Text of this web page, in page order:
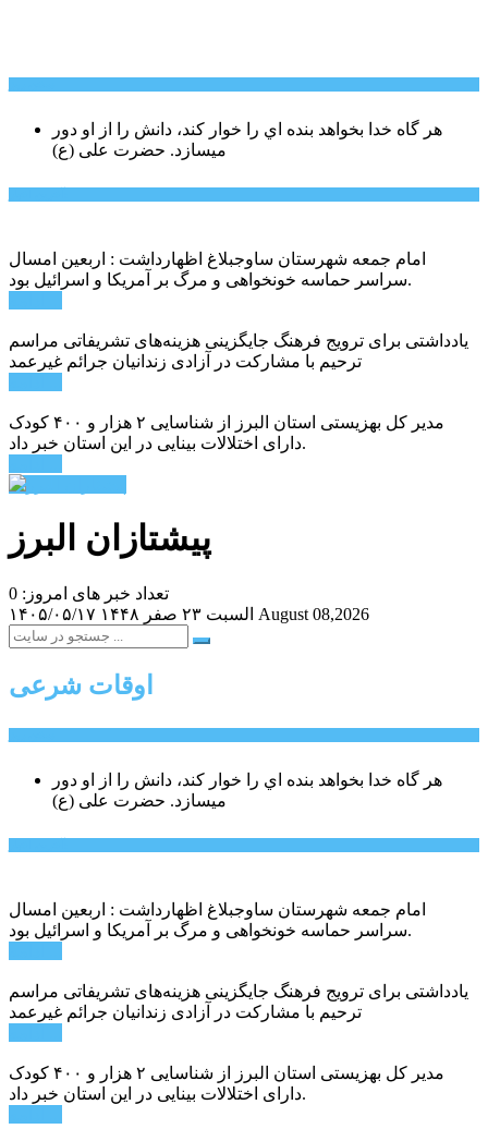
هر گاه خدا بخواهد بنده اي را خوار كند، دانش را از او دور
میسازد. حضرت علی (ع)
امام جمعه شهرستان ساوجبلاغ اظهارداشت : اربعین امسال
سراسر حماسه خونخواهی و مرگ بر آمریکا و اسرائیل بود.
یادداشتی برای ترویج فرهنگ جایگزینی هزینه‌های تشریفاتی مراسم
ترحیم با مشارکت در آزادی زندانیان جرائم غیرعمد
مدیر کل بهزیستی استان البرز از شناسایی ۲ هزار و ۴۰۰ کودک
دارای اختلالات بینایی در این استان خبر داد.
پیشتازان البرز
تعداد خبر های امروز: 0
۱۴۰۵/۰۵/۱۷
السبت ۲۳ صفر ۱۴۴۸ August 08,2026
اوقات شرعی
هر گاه خدا بخواهد بنده اي را خوار كند، دانش را از او دور
میسازد. حضرت علی (ع)
امام جمعه شهرستان ساوجبلاغ اظهارداشت : اربعین امسال
سراسر حماسه خونخواهی و مرگ بر آمریکا و اسرائیل بود.
یادداشتی برای ترویج فرهنگ جایگزینی هزینه‌های تشریفاتی مراسم
ترحیم با مشارکت در آزادی زندانیان جرائم غیرعمد
مدیر کل بهزیستی استان البرز از شناسایی ۲ هزار و ۴۰۰ کودک
دارای اختلالات بینایی در این استان خبر داد.